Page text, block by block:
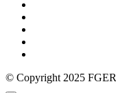
© Copyright 2025 FGER